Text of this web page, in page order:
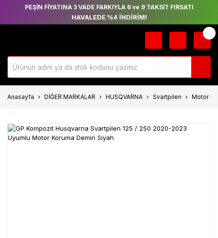
PEŞİN FİYATINA 3 VADE FARKIYLA 6 ve 9 TAKSİT FIRSATI
HAVALEDE %4 İNDİRİM!
Anasayfa DİĞER MARKALAR HUSQVARNA Svartpilen Motor